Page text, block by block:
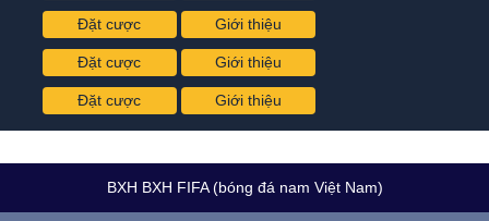
Đặt cược Giới thiệu
Đặt cược Giới thiệu
Đặt cược Giới thiệu
BXH BXH FIFA (bóng đá nam Việt Nam)